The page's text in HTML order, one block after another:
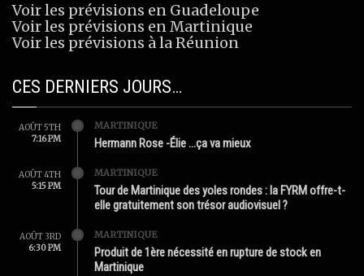
Voir les prévisions en Guadeloupe
Voir les prévisions en Martinique
Voir les prévisions à la Réunion
CES DERNIERS JOURS…
AOÛT 5TH
7:16 PM
MARTINIQUE
Hermann Rose -Élie …ça va mieux
AOÛT 4TH
5:15 PM
MARTINIQUE
Tour de Martinique des yoles rondes : la FYRM offre-t-
elle gratuitement son trésor audiovisuel ?
AOÛT 3RD
6:30 PM
MARTINIQUE
Produit de 1ère nécessité en rupture de stock en
Martinique